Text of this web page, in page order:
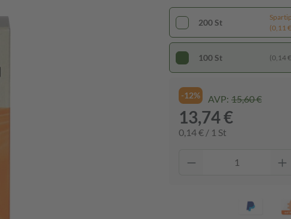
200 St
(0,11
100 St (0,14
-12% AVP: 15,60 €
13,74 €
0,14 € / 1 St